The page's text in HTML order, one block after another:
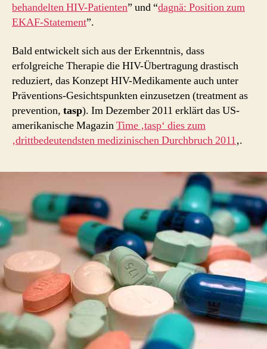
behandelten HIV-Patienten” und “dagnä: Position zum
EKAF-Statement”.
Bald entwickelt sich aus der Erkenntnis, dass
erfolgreiche Therapie die HIV-Übertragung drastisch
reduziert, das Konzept HIV-Medikamente auch unter
Präventions-Gesichtspunkten einzusetzen (treatment as
prevention, tasp). Im Dezember 2011 erklärt das US-
amerikanische MagazinTime ‚tasp‘ dies zum
‚drittbedeutendsten medizinischen Durchbruch 2011‚.